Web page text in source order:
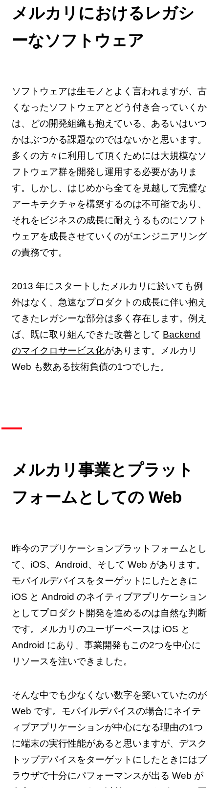
メルカリにおけるレガシ
ーなソフトウェア
ソフトウェアは生モノとよく言われますが、古
くなったソフトウェアとどう付き合っていくか
は、どの開発組織も抱えている、あるいはいつ
かはぶつかる課題なのではないかと思います。
多くの方々に利用して頂くためには大規模なソ
フトウェア群を開発し運用する必要がありま
す。しかし、はじめから全てを見越して完璧な
アーキテクチャを構築するのは不可能であり、
それをビジネスの成長に耐えうるものにソフト
ウェアを成長させていくのがエンジニアリング
の責務です。
2013 年にスタートしたメルカリに於いても例
外はなく、急速なプロダクトの成長に伴い抱え
てきたレガシーな部分は多く存在します。例え
ば、既に取り組んできた改善として Backend
のマイクロサービス化があります。メルカリ
Web も数ある技術負債の1つでした。
メルカリ事業とプラット
フォームとしての Web
昨今のアプリケーションプラットフォームとし
て、iOS、Android、そして Web があります。
モバイルデバイスをターゲットにしたときに
iOS と Android のネイティブアプリケーション
としてプロダクト開発を進めるのは自然な判断
です。メルカリのユーザーベースは iOS と
Android にあり、事業開発もこの2つを中心に
リソースを注いできました。
そんな中でも少なくない数字を築いていたのが
Web です。モバイルデバイスの場合にネイテ
ィブアプリケーションが中心になる理由の1つ
に端末の実行性能があると思いますが、デスク
トップデバイスをターゲットにしたときにはブ
ラウザで十分にパフォーマンスが出る Web が